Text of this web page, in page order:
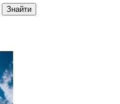
Знайти